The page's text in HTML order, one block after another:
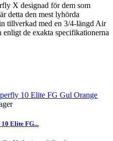
X designad för dem som
detta den mest lyhörda
tillverkad med en 3/4-längd Air
de exakta specifikationerna
Elite FG...